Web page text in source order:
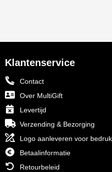
Klantenservice
Contact
Over MultiGift
Levertijd
Verzending & Bezorging
Logo aanleveren voor
Betaalinformatie
Retourbeleid